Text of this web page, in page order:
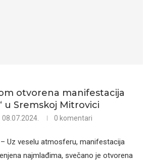
otvorena manifestacija
u Sremskoj Mitrovici
08.07.2024. 0 komentari
Uz veselu atmosferu, manifestacija
najmlađima, svečano je otvorena